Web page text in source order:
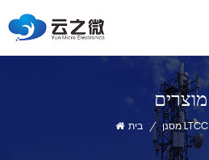
מוצרים
בית / מסנן LTCC